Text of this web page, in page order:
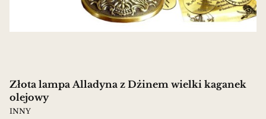
Złota lampa Alladyna z Dżinem wielki kaganek
olejowy
PRODUCENT
INNY